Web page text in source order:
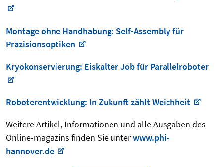
Montage ohne Handhabung: Self-Assembly für
Präzisionsoptiken
Kryokonservierung: Eiskalter Job für Parallelroboter
Roboterentwicklung: In Zukunft zählt Weichheit
Weitere Artikel, Informationen und alle Ausgaben des
Online-magazins finden Sie unterwww.phi-
hannover.de